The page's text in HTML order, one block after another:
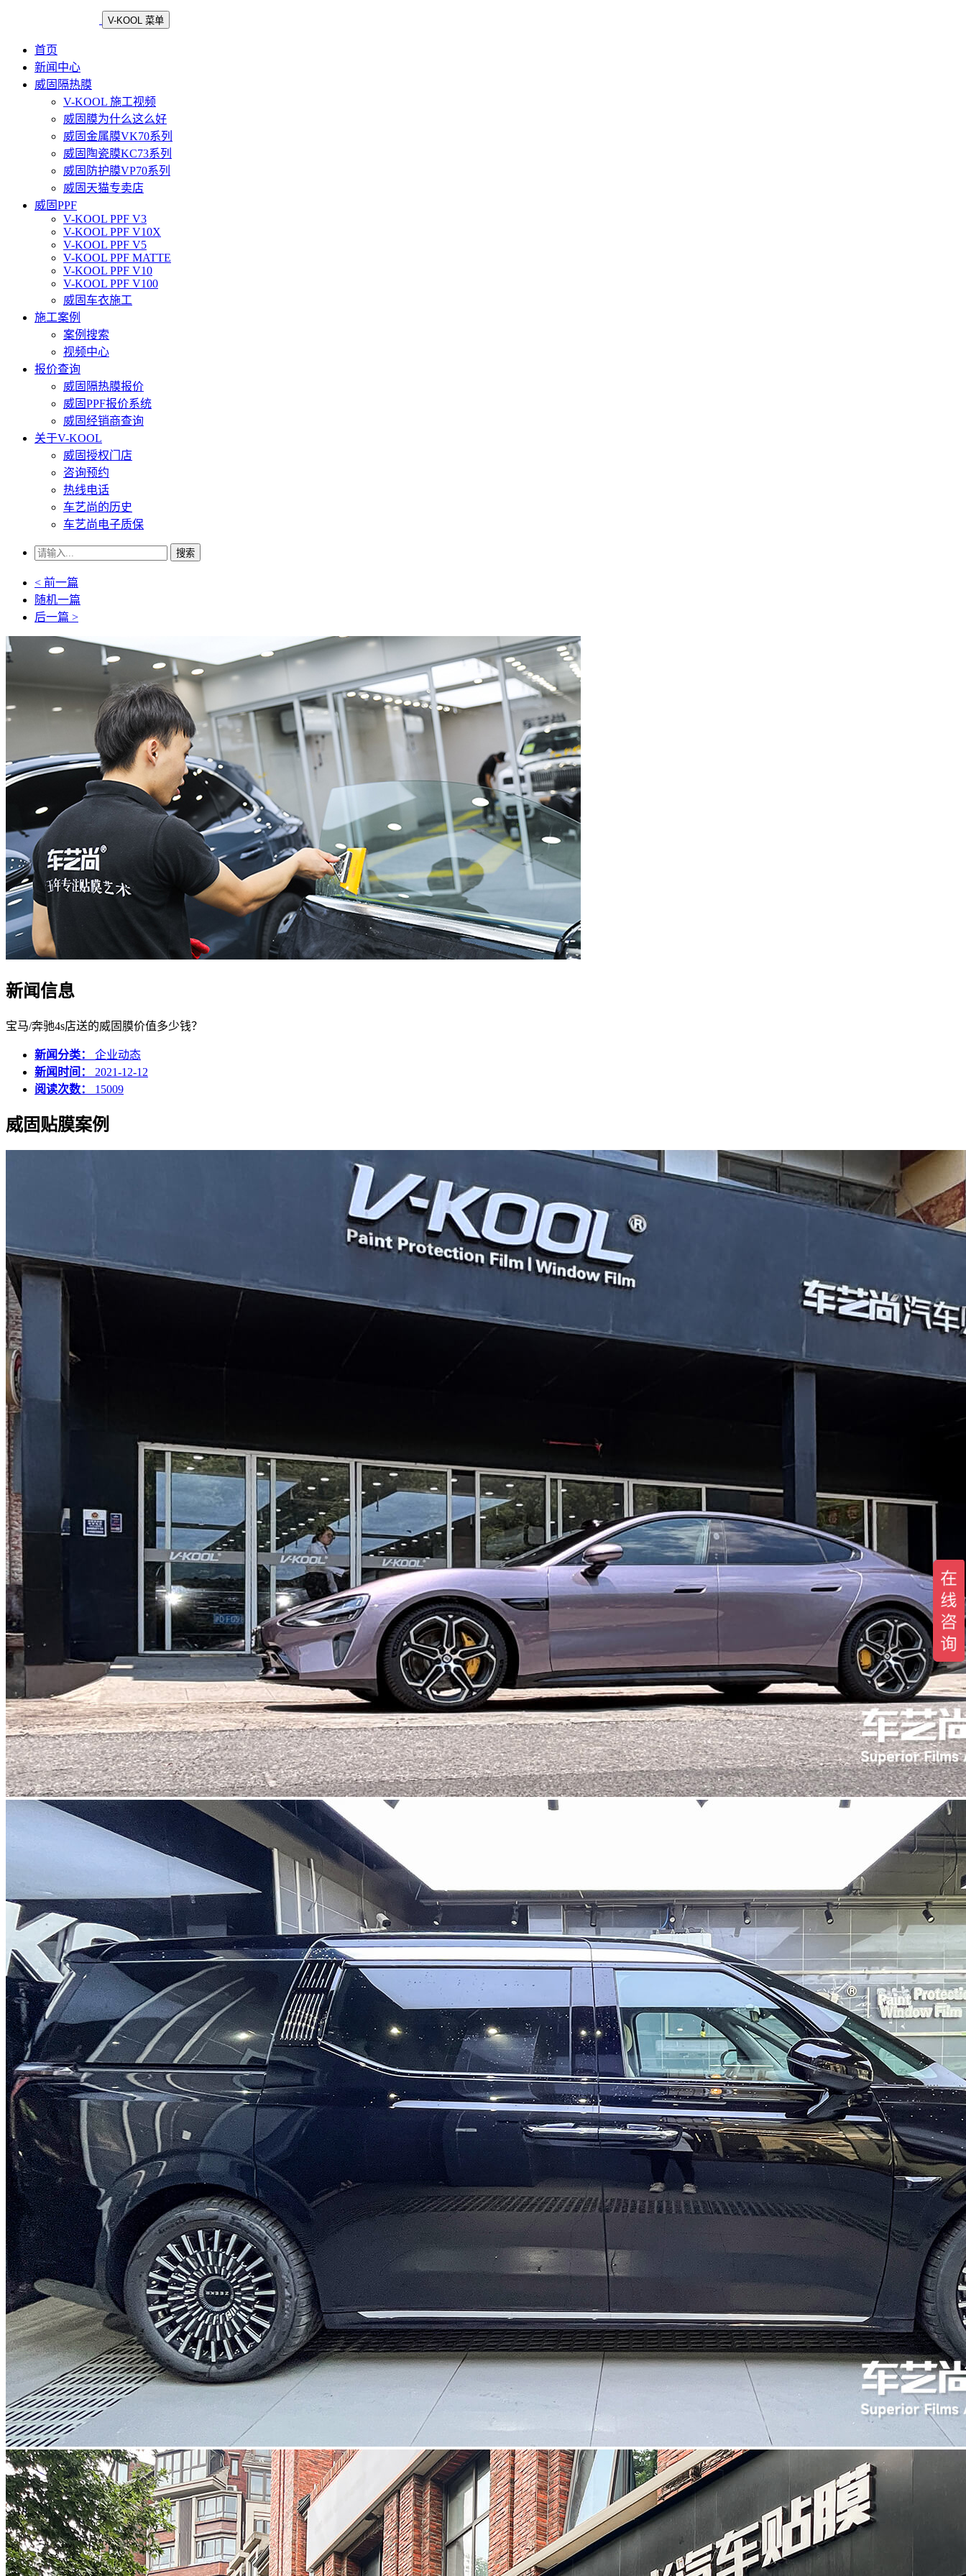
V-KOOL 菜单
首页
新闻中心
威固隔热膜
V-KOOL 施工视频
威固膜为什么这么好
威固金属膜VK70系列
威固陶瓷膜KC73系列
威固防护膜VP70系列
威固天猫专卖店
威固PPF
V-KOOL PPF V3
V-KOOL PPF V10X
V-KOOL PPF V5
V-KOOL PPF MATTE
V-KOOL PPF V10
V-KOOL PPF V100
威固车衣施工
施工案例
案例搜索
视频中心
报价查询
威固隔热膜报价
威固PPF报价系统
威固经销商查询
关于V-KOOL
威固授权门店
咨询预约
热线电话
车艺尚的历史
车艺尚电子质保
搜索
< 前一篇
随机一篇
后一篇 >
新闻信息
宝马/奔驰4s店送的威固膜价值多少钱？
新闻分类： 企业动态
新闻时间： 2021-12-12
阅读次数： 15009
威固贴膜案例